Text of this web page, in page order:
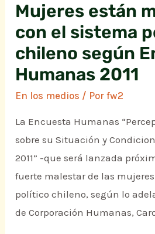
Mujeres están
con el sistema
chileno según
Humanas 2011
En los medios / Porfw2
La Encuesta Humanas
sobre su Situación y
2011” -que será lanzada
fuerte malestar de las
político chileno, según lo
de Corporación Humanas,